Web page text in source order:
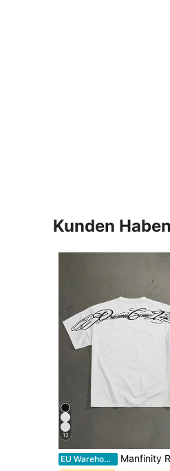
Kunden
12
EU Warehouse Manfinity Roghcode Herren Rundhals T-Shirt mit Buchstaben-